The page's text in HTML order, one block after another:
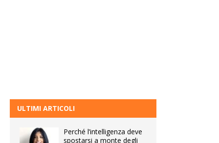
ULTIMI ARTICOLI
Perché l’intelligenza deve
spostarsi a monte degli